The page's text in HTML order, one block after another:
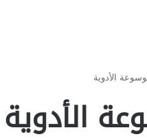
الأدوية
الأدوية